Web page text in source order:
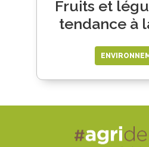
Fruits et
tendance à